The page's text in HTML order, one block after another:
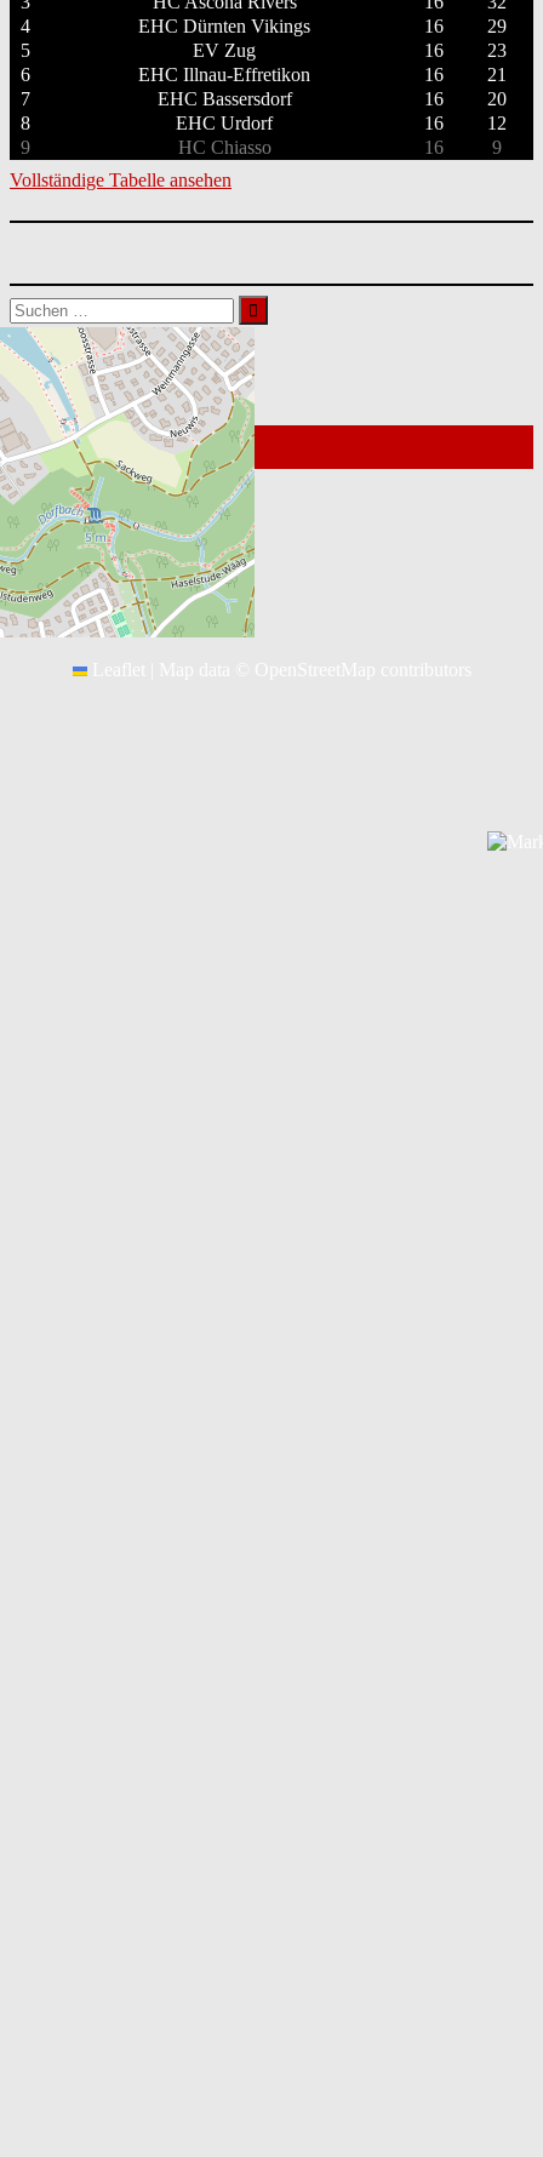
Leaflet
4
EHC Dürnten Vikings 16
29
5
EV Zug 16
23
6
EHC Illnau-Effretikon 16
21
7
EHC Bassersdorf 16
20
8
EHC Urdorf 16
12
9
HC Chiasso 16
9
Vollständige Tabelle ansehen
Suchen
nach:
Nächste Spiele
© 2026
Kontakt Webmaster